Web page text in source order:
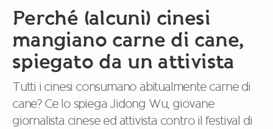
Perché (alcuni) cinesi
mangiano carne di cane,
spiegato da un attivista
Tutti i cinesi consumano abitualmente carne di
cane? Ce lo spiega Jidong Wu, giovane
giornalista cinese ed attivista contro il festival di